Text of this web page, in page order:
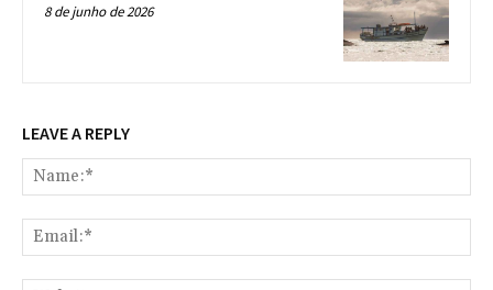
8 de junho de 2026
LEAVE A REPLY